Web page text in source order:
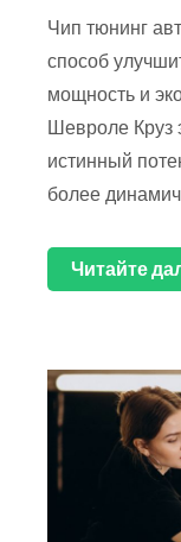
Чип тюнинг
способ
мощность и
Шевроле Круз
истинный
более
Читайте